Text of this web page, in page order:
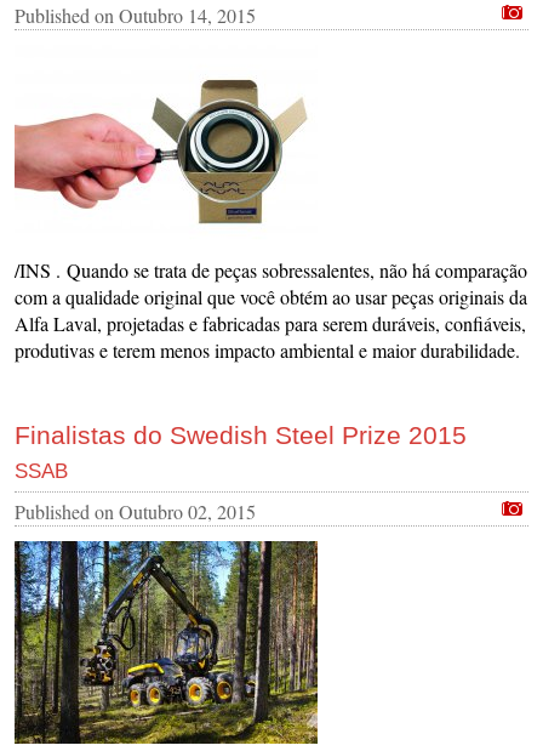
Published on Outubro 14, 2015
/INS . Quando se trata de peças sobressalentes, não há comparação
com a qualidade original que você obtém ao usar peças originais da
Alfa Laval, projetadas e fabricadas para serem duráveis, confiáveis,
produtivas e terem menos impacto ambiental e maior durabilidade.
Finalistas do Swedish Steel Prize 2015
SSAB
Published on Outubro 02, 2015